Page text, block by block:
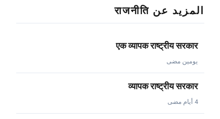
المزيد عن राजनीति
एक व्यापक राष्ट्रीय सरकार
يومين مضى
व्यापक राष्ट्रीय सरकार
4 أيام مضى